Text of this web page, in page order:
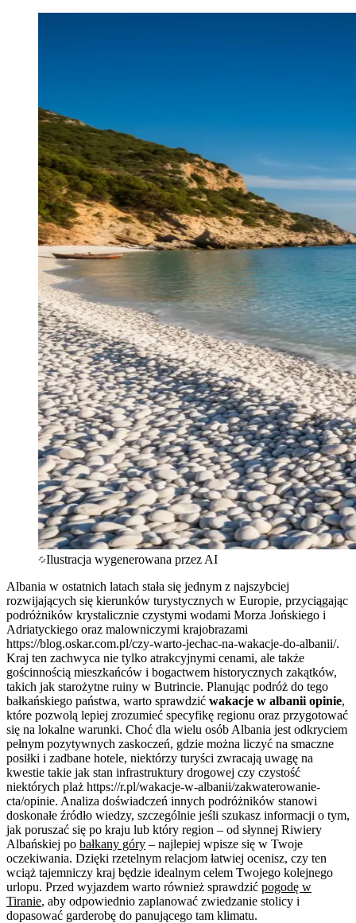
Ilustracja wygenerowana przez AI
Albania w ostatnich latach stała się jednym z najszybciej
rozwijających się kierunków turystycznych w Europie, przyciągając
podróżników krystalicznie czystymi wodami Morza Jońskiego i
Adriatyckiego oraz malowniczymi krajobrazami
https://blog.oskar.com.pl/czy-warto-jechac-na-wakacje-do-albanii/.
Kraj ten zachwyca nie tylko atrakcyjnymi cenami, ale także
gościnnością mieszkańców i bogactwem historycznych zakątków,
takich jak starożytne ruiny w Butrincie. Planując podróż do tego
bałkańskiego państwa, warto sprawdzić wakacje w albanii opinie,
które pozwolą lepiej zrozumieć specyfikę regionu oraz przygotować
się na lokalne warunki. Choć dla wielu osób Albania jest odkryciem
pełnym pozytywnych zaskoczeń, gdzie można liczyć na smaczne
posiłki i zadbane hotele, niektórzy turyści zwracają uwagę na
kwestie takie jak stan infrastruktury drogowej czy czystość
niektórych plaż https://r.pl/wakacje-w-albanii/zakwaterowanie-
cta/opinie. Analiza doświadczeń innych podróżników stanowi
doskonałe źródło wiedzy, szczególnie jeśli szukasz informacji o tym,
jak poruszać się po kraju lub który region – od słynnej Riwiery
Albańskiej po bałkany góry – najlepiej wpisze się w Twoje
oczekiwania. Dzięki rzetelnym relacjom łatwiej ocenisz, czy ten
wciąż tajemniczy kraj będzie idealnym celem Twojego kolejnego
urlopu. Przed wyjazdem warto również sprawdzić pogodę w
Tiranie, aby odpowiednio zaplanować zwiedzanie stolicy i
dopasować garderobę do panującego tam klimatu.